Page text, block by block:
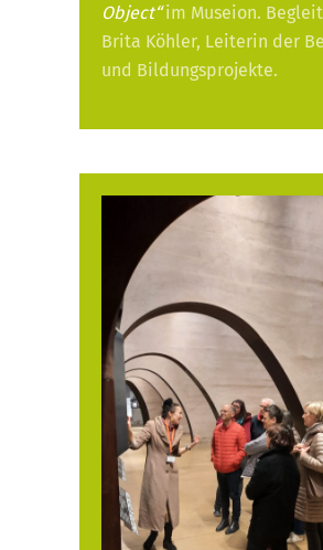
Object“im Museion.
Brita Köhler, Leiterin der
und Bildungsprojekte.